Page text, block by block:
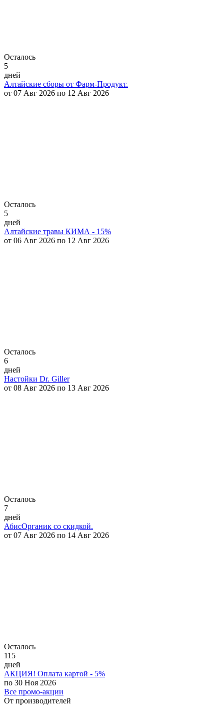
Осталось
5
дней
Алтайские сборы от Фарм-Продукт.
от 07 Авг 2026 по 12 Авг 2026
Осталось
5
дней
Алтайские травы КИМА - 15%
от 06 Авг 2026 по 12 Авг 2026
Осталось
6
дней
Настойки Dr. Giller
от 08 Авг 2026 по 13 Авг 2026
Осталось
7
дней
АбисОрганик со скидкой.
от 07 Авг 2026 по 14 Авг 2026
Осталось
115
дней
АКЦИЯ! Оплата картой - 5%
по 30 Ноя 2026
Все промо-акции
От производителей